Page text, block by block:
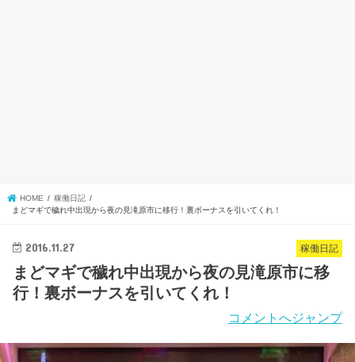
HOME
稼働日記
まどマギで穢れ中出現から夜の見滝原市に移行！裏ボーナスを引いてくれ！
稼働日記
2016.11.27
まどマギで穢れ中出現から夜の見滝原市に移
行！裏ボーナスを引いてくれ！
コメントへジャンプ